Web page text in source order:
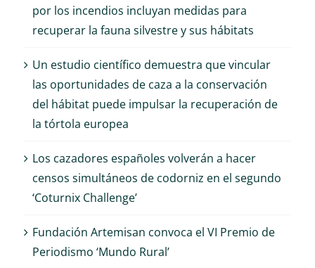
por los incendios incluyan medidas para
recuperar la fauna silvestre y sus hábitats
Un estudio científico demuestra que vincular
las oportunidades de caza a la conservación
del hábitat puede impulsar la recuperación de
la tórtola europea
Los cazadores españoles volverán a hacer
censos simultáneos de codorniz en el segundo
‘Coturnix Challenge’
Fundación Artemisan convoca el VI Premio de
Periodismo ‘Mundo Rural’